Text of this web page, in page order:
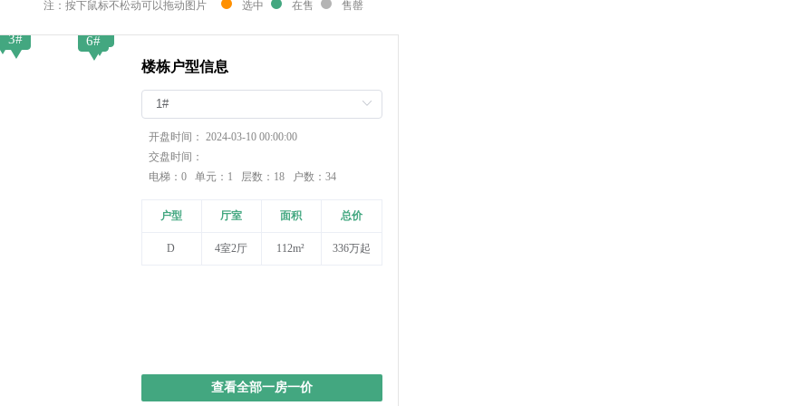
注：按下鼠标不松动可以拖动图片 选中 在售 售罄
3# 5#
6# 7#
楼栋户型信息
开盘时间： 2024-03-10 00:00:00
交盘时间：
电梯：0 单元：1 层数：18 户数：34
户型 厅室 面积 总价
D 4室2厅 112m² 336万起
查看全部一房一价